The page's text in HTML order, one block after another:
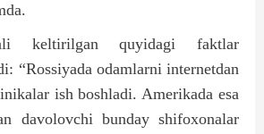
keltirilgan quyidagi faktlar
“Rossiyada odamlarni internetdan
ish boshladi. Amerikada esa
davolovchi bunday shifoxonalar